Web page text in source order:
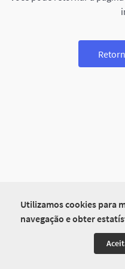
Utilizamos cookies para
navegação e obter